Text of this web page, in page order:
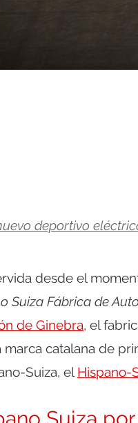
deportivo
desde el
Suiza Fábrica de
de Ginebra, el
catalana de
Suiza, el Hispano-